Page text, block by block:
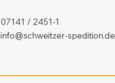
07141 / 2451-1
info@schweitzer-spedition.de